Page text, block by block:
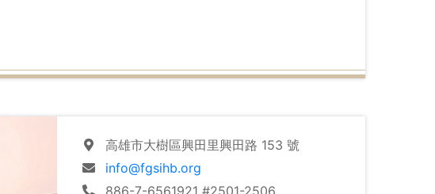
高雄市大樹區興田里興田路 153 號
info@fgsihb.org
886-7-6561921 #2501-2506